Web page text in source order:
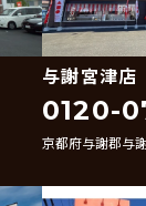
与謝宮津店
0120-
京都府与謝郡与